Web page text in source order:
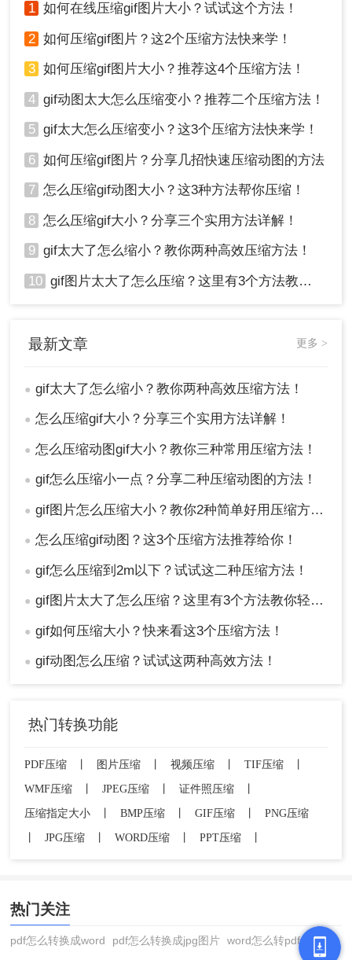
1 如何在线压缩gif图片大小？试试这个方法！
2 如何压缩gif图片？这2个压缩方法快来学！
3 如何压缩gif图片大小？推荐这4个压缩方法！
4 gif动图太大怎么压缩变小？推荐二个压缩方法！
5 gif太大怎么压缩变小？这3个压缩方法快来学！
6 如何压缩gif图片？分享几招快速压缩动图的方法
7 怎么压缩gif动图大小？这3种方法帮你压缩！
8 怎么压缩gif大小？分享三个实用方法详解！
9 gif太大了怎么缩小？教你两种高效压缩方法！
10 gif图片太大了怎么压缩？这里有3个方法教你轻松压缩！
最新文章 更多 >
● gif太大了怎么缩小？教你两种高效压缩方法！
● 怎么压缩gif大小？分享三个实用方法详解！
● 怎么压缩动图gif大小？教你三种常用压缩方法！
● gif怎么压缩小一点？分享二种压缩动图的方法！
● gif图片怎么压缩大小？教你2种简单好用压缩方法！
● 怎么压缩gif动图？这3个压缩方法推荐给你！
● gif怎么压缩到2m以下？试试这二种压缩方法！
● gif图片太大了怎么压缩？这里有3个方法教你轻松压缩！
● gif如何压缩大小？快来看这3个压缩方法！
● gif动图怎么压缩？试试这两种高效方法！
热门转换功能
PDF压缩 图片压缩 视频压缩 TIF压缩
WMF压缩
JPEG压缩 证件照压缩
压缩指定大小
BMP压缩 GIF压缩
PNG压缩
JPG压缩 WORD压缩 PPT压缩
热门关注
pdf怎么转换成word pdf怎么转换成jpg图片 word怎么转pdf